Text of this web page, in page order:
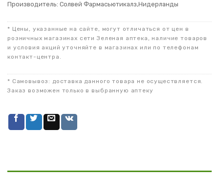
Производитель: Солвей Фармасьютикалз,Нидерланды
* Цены, указанные на сайте, могут отличаться от цен в
розничных магазинах сети Зеленая аптека, наличие товаров
и условия акций уточняйте в магазинах или по телефонам
контакт-центра.
* Самовывоз: доставка данного товара не осуществляется.
Заказ возможен только в выбранную аптеку